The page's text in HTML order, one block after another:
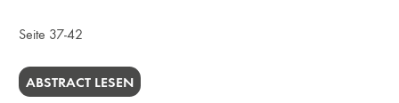
Seite 37-42
ABSTRACT LESEN